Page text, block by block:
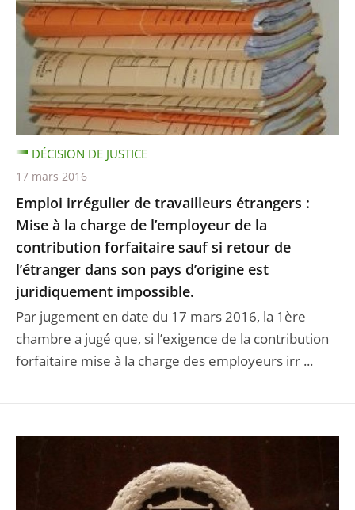
Emploi irrégulier de travailleurs étrangers :
Mise à la charge de l’employeur de la
contribution forfaitaire sauf si retour de
l’étranger dans son pays d’origine est
juridiquement impossible.
Par jugement en date du 17 mars 2016, la 1ère
chambre a jugé que, si l’exigence de la contribution
forfaitaire mise à la charge des employeurs irr ...
DÉCISION DE JUSTICE
17 mars 2016